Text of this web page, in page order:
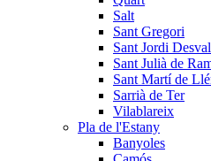
Salt
Sant Gregori
Sant Jordi
Sant Julià de
Sant Martí de
Sarrià de Ter
Vilablareix
Pla de l'Estany
Banyoles